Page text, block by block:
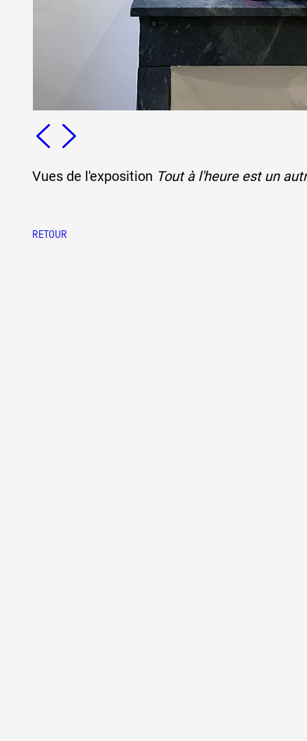
Artistes
De A à Z
Candidater
Vues de l'exposition Tout à l'heure est un
RETOUR